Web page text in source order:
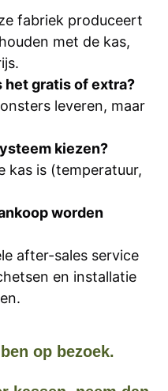
fabriek produceert
met de kas,
het gratis of extra?
leveren, maar
kiezen?
kas is (temperatuur,
worden
after-sales service
en installatie
op bezoek.